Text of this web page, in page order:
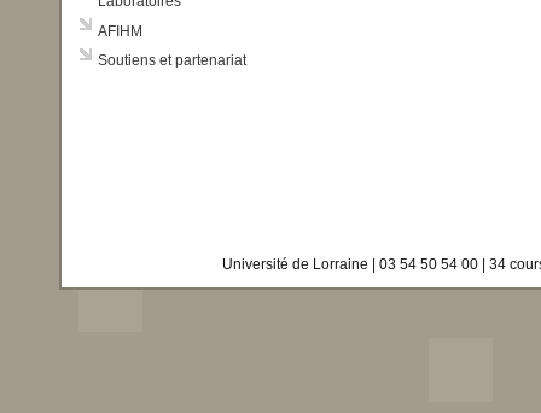
AFIHM
Soutiens et partenariat
Université de Lorraine | 03 54 50 54 00 | 34